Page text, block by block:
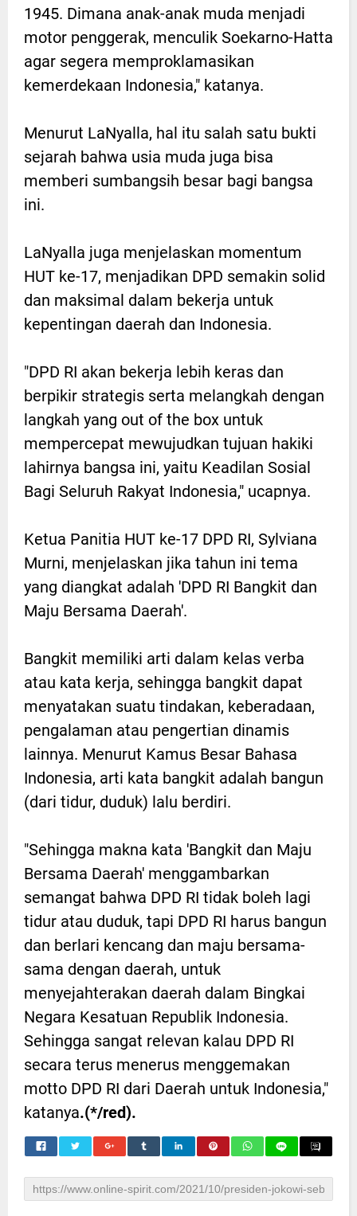
1945. Dimana anak-anak muda menjadi
motor penggerak, menculik Soekarno-Hatta
agar segera memproklamasikan
kemerdekaan Indonesia," katanya.
Menurut LaNyalla, hal itu salah satu bukti
sejarah bahwa usia muda juga bisa
memberi sumbangsih besar bagi bangsa
ini.
LaNyalla juga menjelaskan momentum
HUT ke-17, menjadikan DPD semakin solid
dan maksimal dalam bekerja untuk
kepentingan daerah dan Indonesia.
"DPD RI akan bekerja lebih keras dan
berpikir strategis serta melangkah dengan
langkah yang out of the box untuk
mempercepat mewujudkan tujuan hakiki
lahirnya bangsa ini, yaitu Keadilan Sosial
Bagi Seluruh Rakyat Indonesia," ucapnya.
Ketua Panitia HUT ke-17 DPD RI, Sylviana
Murni, menjelaskan jika tahun ini tema
yang diangkat adalah 'DPD RI Bangkit dan
Maju Bersama Daerah'.
Bangkit memiliki arti dalam kelas verba
atau kata kerja, sehingga bangkit dapat
menyatakan suatu tindakan, keberadaan,
pengalaman atau pengertian dinamis
lainnya. Menurut Kamus Besar Bahasa
Indonesia, arti kata bangkit adalah bangun
(dari tidur, duduk) lalu berdiri.
"Sehingga makna kata 'Bangkit dan Maju
Bersama Daerah' menggambarkan
semangat bahwa DPD RI tidak boleh lagi
tidur atau duduk, tapi DPD RI harus bangun
dan berlari kencang dan maju bersama-
sama dengan daerah, untuk
menyejahterakan daerah dalam Bingkai
Negara Kesatuan Republik Indonesia.
Sehingga sangat relevan kalau DPD RI
secara terus menerus menggemakan
motto DPD RI dari Daerah untuk Indonesia,"
katanya.(*/red).